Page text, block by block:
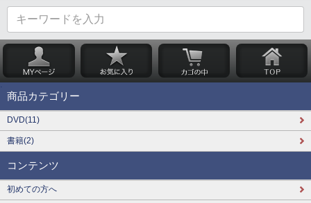
商品カテゴリー
DVD(11)
書籍(2)
コンテンツ
初めての方へ